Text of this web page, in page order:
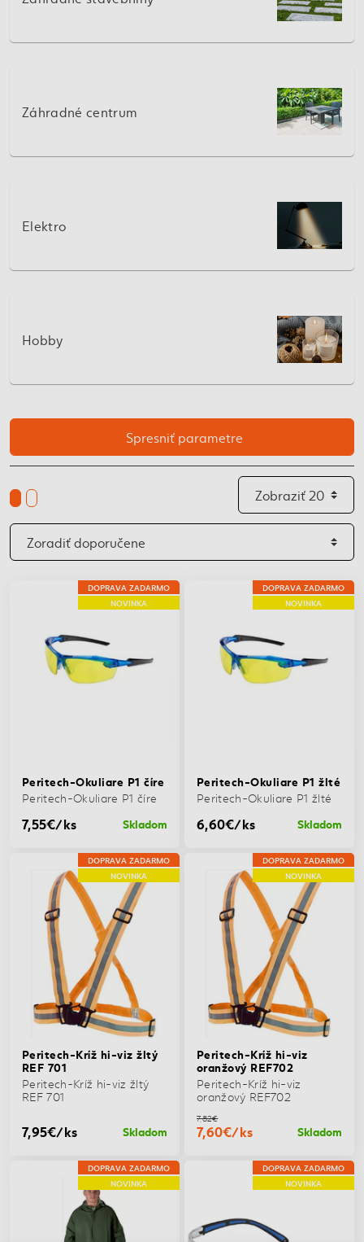
Záhradné centrum
Elektro
Hobby
Spresniť parametre
DOPRAVA ZADARMO
NOVINKA
Peritech-Okuliare P1 číre
Peritech-Okuliare P1 číre
7,55€/ks Skladom
DOPRAVA ZADARMO
NOVINKA
Peritech-Okuliare P1 žlté
Peritech-Okuliare P1 žlté
6,60€/ks Skladom
DOPRAVA ZADARMO
NOVINKA
Peritech-Kríž hi-viz žltý
REF 701
Peritech-Kríž hi-viz žltý
REF 701
7,95€/ks Skladom
DOPRAVA ZADARMO
NOVINKA
Peritech-Kríž hi-viz
oranžový REF702
Peritech-Kríž hi-viz
oranžový REF702
7,82€
7,60€/ks Skladom
DOPRAVA ZADARMO
NOVINKA
DOPRAVA ZADARMO
NOVINKA